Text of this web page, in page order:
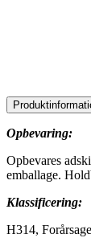
Opbevaring:
Opbevares
emballage.
Klassificering:
H314,